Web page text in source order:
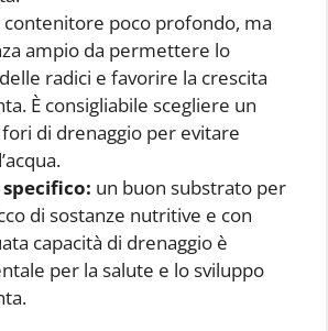
contenitore poco profondo, ma
ampio da permettere lo
radici e favorire la crescita
È consigliabile scegliere un
di drenaggio per evitare
un buon substrato per
di sostanze nutritive e con
capacità di drenaggio è
per la salute e lo sviluppo